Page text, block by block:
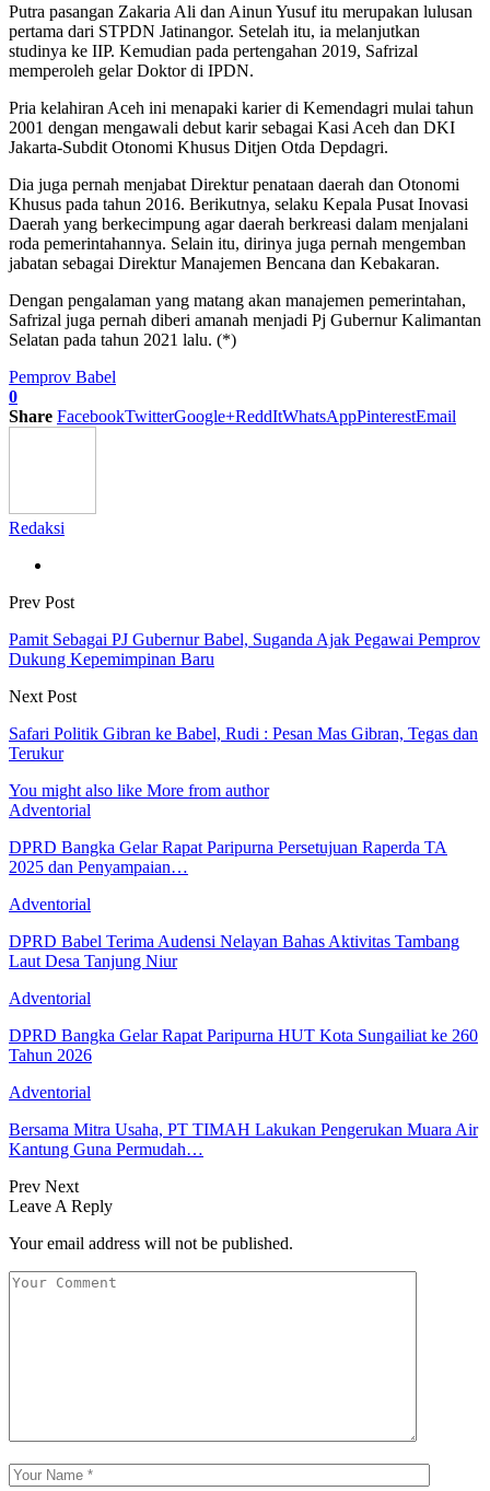
Putra pasangan Zakaria Ali dan Ainun Yusuf itu merupakan lulusan
pertama dari STPDN Jatinangor. Setelah itu, ia melanjutkan
studinya ke IIP. Kemudian pada pertengahan 2019, Safrizal
memperoleh gelar Doktor di IPDN.
Pria kelahiran Aceh ini menapaki karier di Kemendagri mulai tahun
2001 dengan mengawali debut karir sebagai Kasi Aceh dan DKI
Jakarta-Subdit Otonomi Khusus Ditjen Otda Depdagri.
Dia juga pernah menjabat Direktur penataan daerah dan Otonomi
Khusus pada tahun 2016. Berikutnya, selaku Kepala Pusat Inovasi
Daerah yang berkecimpung agar daerah berkreasi dalam menjalani
roda pemerintahannya. Selain itu, dirinya juga pernah mengemban
jabatan sebagai Direktur Manajemen Bencana dan Kebakaran.
Dengan pengalaman yang matang akan manajemen pemerintahan,
Safrizal juga pernah diberi amanah menjadi Pj Gubernur Kalimantan
Selatan pada tahun 2021 lalu. (*)
Pemprov Babel
0
Share FacebookTwitterGoogle+ReddItWhatsAppPinterestEmail
Redaksi
Prev Post
Pamit Sebagai PJ Gubernur Babel, Suganda Ajak Pegawai Pemprov
Dukung Kepemimpinan Baru
Next Post
Safari Politik Gibran ke Babel, Rudi : Pesan Mas Gibran, Tegas dan
Terukur
You might also like More from author
Adventorial
DPRD Bangka Gelar Rapat Paripurna Persetujuan Raperda TA
2025 dan Penyampaian…
Adventorial
DPRD Babel Terima Audensi Nelayan Bahas Aktivitas Tambang
Laut Desa Tanjung Niur
Adventorial
DPRD Bangka Gelar Rapat Paripurna HUT Kota Sungailiat ke 260
Tahun 2026
Adventorial
Bersama Mitra Usaha, PT TIMAH Lakukan Pengerukan Muara Air
Kantung Guna Permudah…
Prev Next
Leave A Reply
Your email address will not be published.